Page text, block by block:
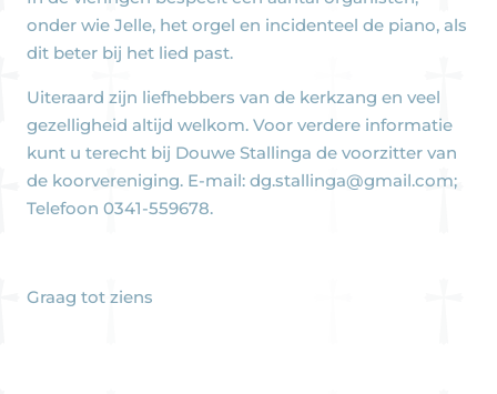
onder wie Jelle, het orgel en incidenteel de piano, als
dit beter bij het lied past.
Uiteraard zijn liefhebbers van de kerkzang en veel
gezelligheid altijd welkom. Voor verdere informatie
kunt u terecht bij Douwe Stallinga de voorzitter van
de koorvereniging. E-mail: dg.stallinga@gmail.com;
Telefoon 0341-559678.
Graag tot ziens